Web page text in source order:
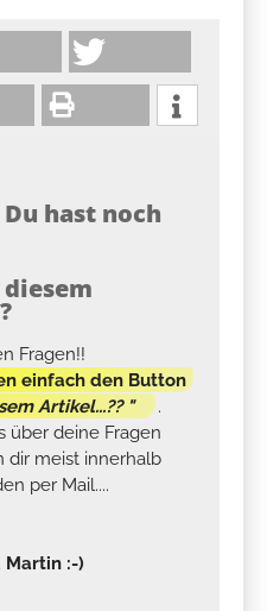
Du hast noch
diesem
Fragen!!
einfach den Button
Artikel...?? "
.
über deine Fragen
dir meist innerhalb
per Mail....
Martin :-)